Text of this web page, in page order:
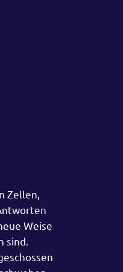
Zellen,
Weise
sind.